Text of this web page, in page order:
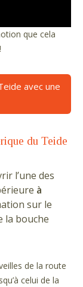
que cela
avec une
du Teide
l’une des
à
sur le
la bouche
de la route
celui de la